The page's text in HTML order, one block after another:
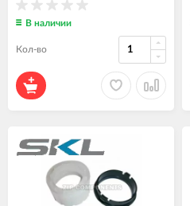
В наличии
Кол-во